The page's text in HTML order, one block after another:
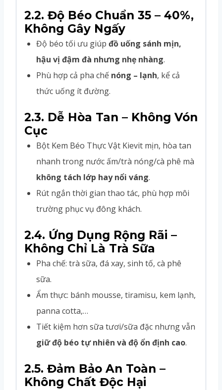
2.2. Độ Béo Chuẩn 35 – 40%,
Không Gây Ngấy
Độ béo tối ưu giúp đồ uống sánh mịn,
hậu vị đậm đà nhưng nhẹ nhàng.
Phù hợp cả pha chế nóng – lạnh, kể cả
thức uống ít đường.
2.3. Dễ Hòa Tan – Không Vón
Cục
Bột Kem Béo Thực Vật Kievit mịn, hòa tan
nhanh trong nước ấm/trà nóng/cà phê mà
không tách lớp hay nổi váng.
Rút ngắn thời gian thao tác, phù hợp môi
trường phục vụ đông khách.
2.4. Ứng Dụng Rộng Rãi –
Không Chỉ Là Trà Sữa
Pha chế: trà sữa, đá xay, sinh tố, cà phê
sữa.
Ẩm thực: bánh mousse, tiramisu, kem lạnh,
panna cotta,…
Tiết kiệm hơn sữa tươi/sữa đặc nhưng vẫn
giữ độ béo tự nhiên và độ ổn định cao.
2.5. Đảm Bảo An Toàn –
Không Chất Độc Hại